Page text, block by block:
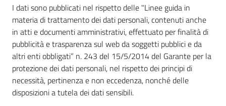
Novità
Vivere
Reggio
Emilia
I dati sono pubblicati nel rispetto delle "Linee guida in
materia di trattamento dei dati personali, contenuti anche
in atti e documenti amministrativi, effettuato per finalità di
pubblicità e trasparenza sul web da soggetti pubblici e da
altri enti obbligati” n. 243 del 15/5/2014 del Garante per la
protezione dei dati personali, nel rispetto dei principi di
necessità, pertinenza e non eccedenza, nonché delle
disposizioni a tutela dei dati sensibili.